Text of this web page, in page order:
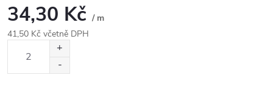
34,30 Kč / m
41,50 Kč včetně DPH